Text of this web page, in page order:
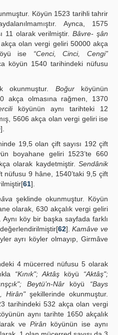
Köyün 1523 tarihli tahrir
Aynca, 1575
11 olarak verilmiştir.Bâvre- şân
olan vergi geliri 50000 akça
ise “Cenci, Cinci, Cengi”
köyün 1540 tarihindeki nüfusu
okunmuştur. Boğurköyünün
akça olmasına rağmen, 1370
köyünün aynı tarihteki 12
5606 akça olan vergi geliri ise
].
19,5 olan çift sayısı 192 çift
boyahane geliri 1523’te 660
olarak kaydetmiştir. Sendânik
nüfusu 9 hâne, 1540’taki 9,5 çift
61].
şeklinde okunmuştur. Köyün
olarak, 630 akçalık vergi geliri
köy bir başka sayfada farklı
62].Kamâve ve
ayrı köyler olmayıp, Girmâve
4 mücerred nüfusu 5 olarak
“Kınık"; Aktâş köyü “Aktâş";
Beytü’n-Nârköyü “Bays
Hirân"şekillerinde okunmuştur.
tarihindeki 532 akça olan vergi
aynı tarihte 1650 akçalık
ve Pirân köyünün ise aynı